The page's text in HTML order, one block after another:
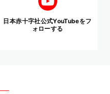
日本赤十字社公式YouTubeをフ
ォローする